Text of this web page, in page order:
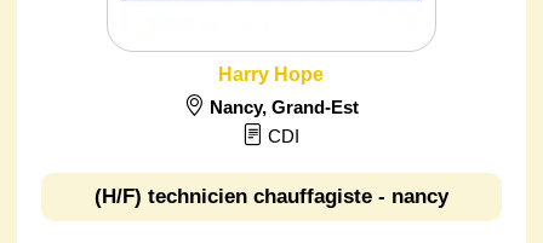
Harry Hope
Nancy, Grand-Est
CDI
(H/F) technicien chauffagiste - nancy